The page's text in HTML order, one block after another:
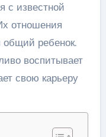
с известной
отношения
общий ребенок.
воспитывает
свою карьеру